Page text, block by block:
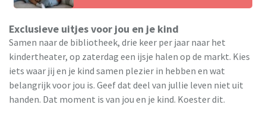
Exclusieve uitjes voor jou en je kind
Samen naar de bibliotheek, drie keer per jaar naar het
kindertheater, op zaterdag een ijsje halen op de markt. Kies
iets waar jij en je kind samen plezier in hebben en wat
belangrijk voor jou is. Geef dat deel van jullie leven niet uit
handen. Dat moment is van jou en je kind. Koester dit.